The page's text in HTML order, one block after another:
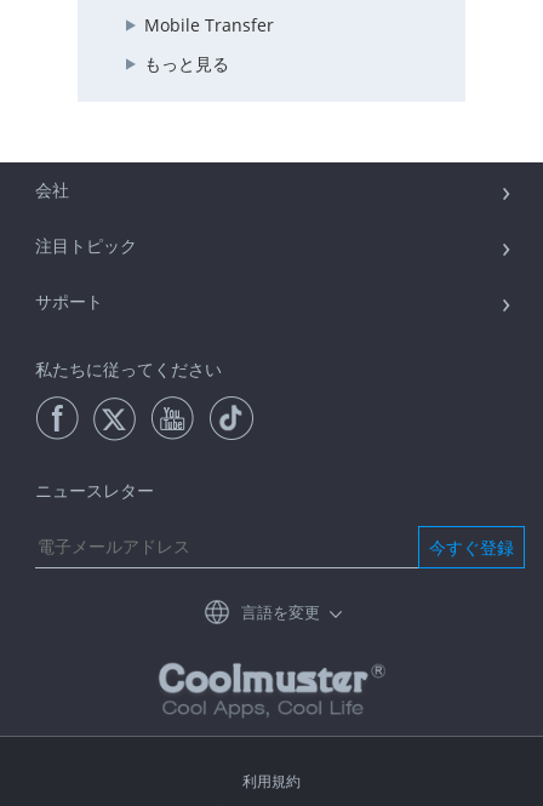
Mobile Transfer
もっと見る
会社
注目トピック
サポート
私たちに従ってください
ニュースレター
今すぐ登録
言語を変更
利用規約